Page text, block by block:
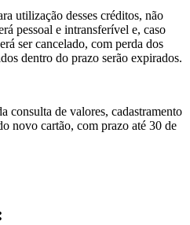
utilização desses créditos, não
pessoal e intransferível e, caso
ser cancelado, com perda dos
dentro do prazo serão expirados.
consulta de valores, cadastramento
novo cartão, com prazo até 30 de